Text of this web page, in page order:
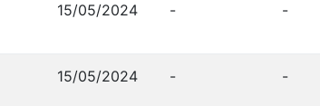
15/05/2024 - -
15/05/2024 - -